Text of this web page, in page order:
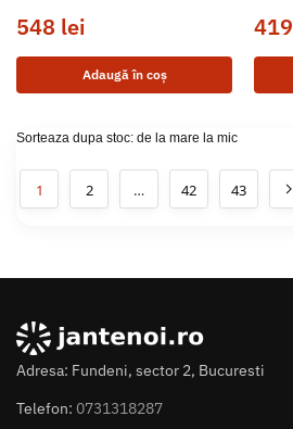
548 lei
Adaugă în coș
419
1 2 … 42 43
Adresa: Fundeni, sector 2, Bucuresti
Telefon: 0731318287